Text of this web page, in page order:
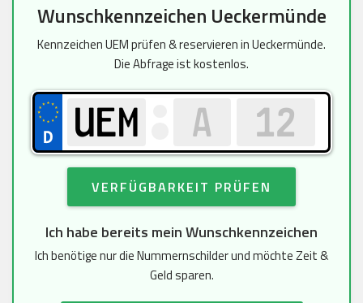
Inhalt
springen
Wunschkennzeichen Ueckermünde
Kennzeichen UEM prüfen & reservieren in Ueckermünde.
Die Abfrage ist kostenlos.
VERFÜGBARKEIT PRÜFEN
Ich habe bereits mein Wunschkennzeichen
Ich benötige nur die Nummernschilder und möchte Zeit &
Geld sparen.